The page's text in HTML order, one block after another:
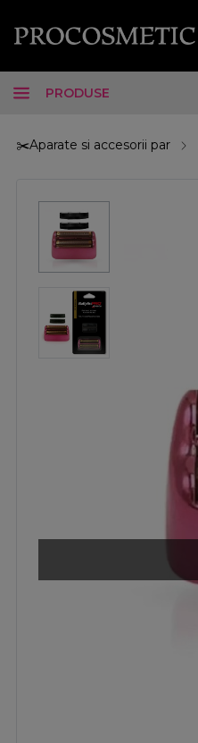
PRODUSE
✂️Aparate si accesorii par